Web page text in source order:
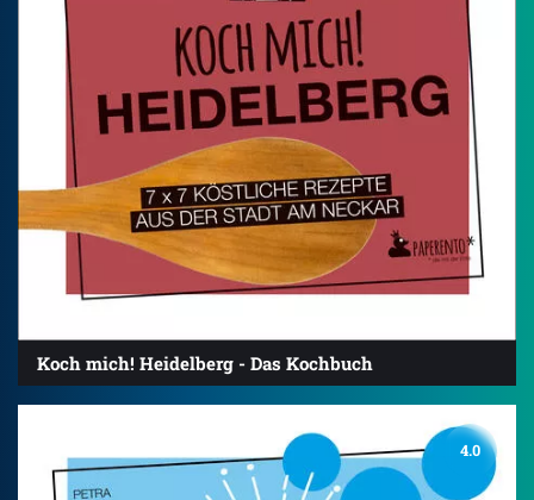
Koch mich! Heidelberg - Das Kochbuch
4.0